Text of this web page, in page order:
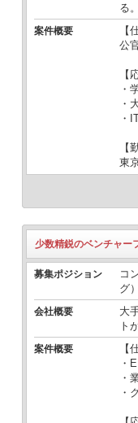
る
案件概要
【
公
【
・
・
・
【
東
少数精鋭のベンチャー
募集ポジション
コ
グ
会社概要
大
ト
案件概要
【
・
・
・